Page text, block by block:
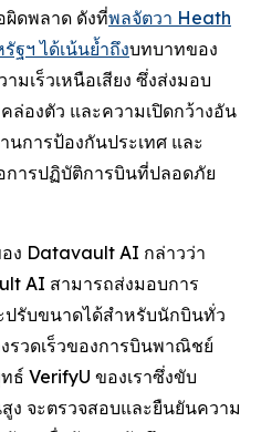
ผิดพลาด ดังที่พลจัตวา Heath
ฐฯ ได้เน้นย้ำถึงบทบาทของ
มเร็วเหนือเสียง ซึ่งส่งมอบ
ล่องตัว และความเปิดกว้างอัน
นการป้องกันประเทศ และ
การปฏิบัติการบินที่ปลอดภัย
ง Datavault AI กล่าวว่า
AI สามารถส่งมอบการ
รับขนาดได้สำหรับนักบินทั่ว
รวดเร็วของการบินพาณิชย์
VerifyU ของเราซึ่งขับ
ง จะตรวจสอบและยืนยันความ